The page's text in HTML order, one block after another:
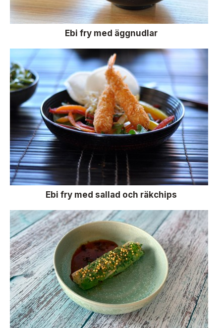
Ebi fry med äggnudlar
Ebi fry med sallad och räkchips